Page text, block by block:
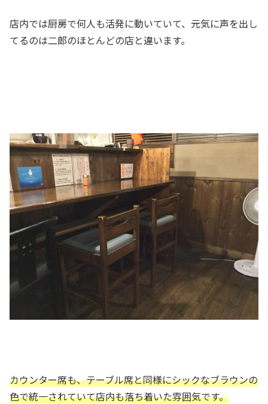
店内では厨房で何人も活発に動いていて、元気に声を出し
てるのは二郎のほとんどの店と違います。
カウンター席も、テーブル席と同様にシックなブラウンの
色で統一されていて店内も落ち着いた雰囲気です。